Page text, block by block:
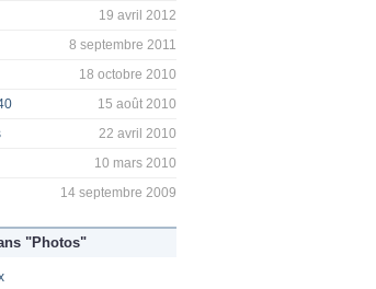
19 avril 2012
8 septembre 2011
18 octobre 2010
15 août 2010
22 avril 2010
10 mars 2010
14 septembre 2009
"Photos"